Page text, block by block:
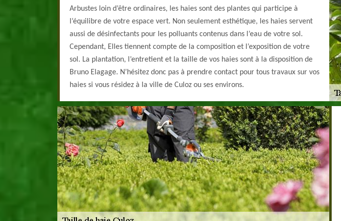
Arbustes loin d’être ordinaires, les haies sont des plantes qui participe à
l’équilibre de votre espace vert. Non seulement esthétique, les haies servent
aussi de désinfectants pour les polluants contenus dans l’eau de votre sol.
Cependant, Elles tiennent compte de la composition et l’exposition de votre
sol. La plantation, l’entretient et la taille de vos haies sont à la disposition de
Bruno Elagage. N’hésitez donc pas à prendre contact pour tous travaux sur vos
haies si vous résidez à la ville de Culoz ou ses environs.